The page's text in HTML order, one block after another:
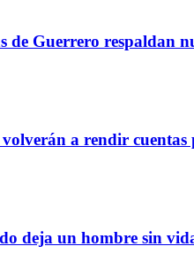
de Guerrero respaldan
a rendir
deja un hombre sin